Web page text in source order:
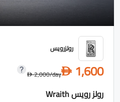
رولزرويس
D 1,600
D2,000/day
رولز رويس Wraith